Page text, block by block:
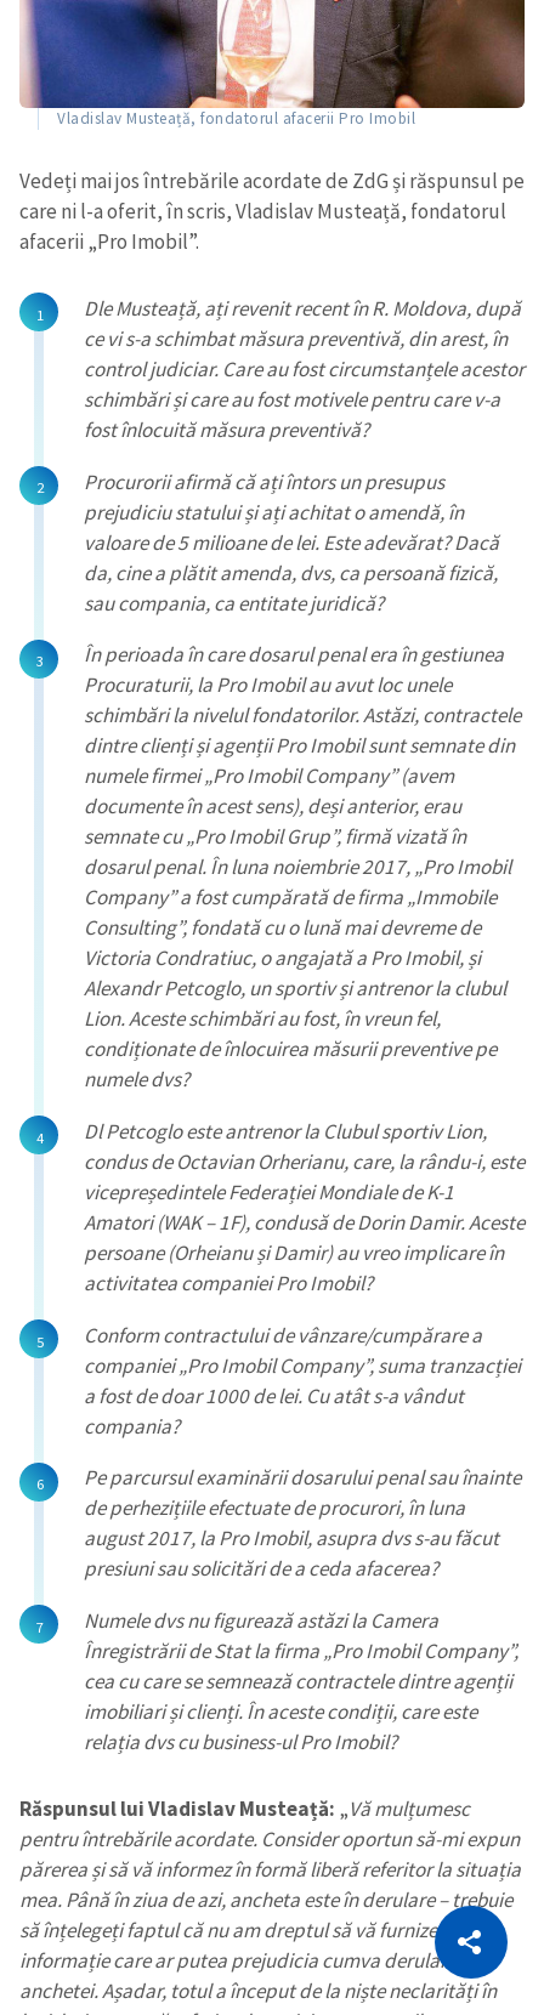
Copiază Link
Vladislav Musteață, fondatorul afacerii Pro Imobil
Vedeți mai jos întrebările acordate de ZdG și răspunsul pe
care ni l-a oferit, în scris, Vladislav Musteață, fondatorul
afacerii „Pro Imobil”.
Dle Musteață, ați revenit recent în R. Moldova, după
ce vi s-a schimbat măsura preventivă, din arest, în
control judiciar. Care au fost circumstanțele acestor
schimbări și care au fost motivele pentru care v-a
fost înlocuită măsura preventivă?
Procurorii afirmă că ați întors un presupus
prejudiciu statului și ați achitat o amendă, în
valoare de 5 milioane de lei. Este adevărat? Dacă
da, cine a plătit amenda, dvs, ca persoană fizică,
sau compania, ca entitate juridică?
În perioada în care dosarul penal era în gestiunea
Procuraturii, la Pro Imobil au avut loc unele
schimbări la nivelul fondatorilor. Astăzi, contractele
dintre clienți și agenții Pro Imobil sunt semnate din
numele firmei „Pro Imobil Company” (avem
documente în acest sens), deși anterior, erau
semnate cu „Pro Imobil Grup”, firmă vizată în
dosarul penal. În luna noiembrie 2017, „Pro Imobil
Company” a fost cumpărată de firma „Immobile
Consulting”, fondată cu o lună mai devreme de
Victoria Condratiuc, o angajată a Pro Imobil, și
Alexandr Petcoglo, un sportiv și antrenor la clubul
Lion. Aceste schimbări au fost, în vreun fel,
condiționate de înlocuirea măsurii preventive pe
numele dvs?
Dl Petcoglo este antrenor la Clubul sportiv Lion,
condus de Octavian Orherianu, care, la rându-i, este
vicepreședintele Federației Mondiale de K-1
Amatori (WAK – 1F), condusă de Dorin Damir. Aceste
persoane (Orheianu și Damir) au vreo implicare în
activitatea companiei Pro Imobil?
Conform contractului de vânzare/cumpărare a
companiei „Pro Imobil Company”, suma tranzacției
a fost de doar 1000 de lei. Cu atât s-a vândut
compania?
Pe parcursul examinării dosarului penal sau înainte
de perhezițiile efectuate de procurori, în luna
august 2017, la Pro Imobil, asupra dvs s-au făcut
presiuni sau solicitări de a ceda afacerea?
Numele dvs nu figurează astăzi la Camera
Înregistrării de Stat la firma „Pro Imobil Company”,
cea cu care se semnează contractele dintre agenții
imobiliari și clienți. În aceste condiții, care este
relația dvs cu business-ul Pro Imobil?
Răspunsul lui Vladislav Musteață: „Vă mulțumesc
pentru întrebările acordate. Consider oportun să-mi expun
părerea și să vă informez în formă liberă referitor la situația
mea. Până în ziua de azi, ancheta este în derulare – trebuie
să înțelegeți faptul că nu am dreptul să vă furnizez orice
informație care ar putea prejudicia cumva derularea
anchetei. Așadar, totul a început de la niște neclarități în
Citește articolul
CITEȘTE